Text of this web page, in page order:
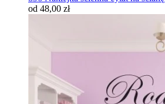
od 48,00 zł